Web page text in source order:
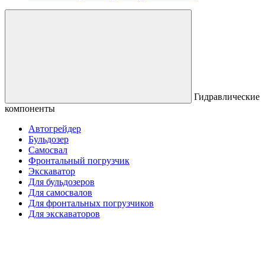
Гидравлические
компоненты
Автогрейдер
Бульдозер
Самосвал
Фронтальный погрузчик
Экскаватор
Для бульдозеров
Для самосвалов
Для фронтальных погрузчиков
Для экскаваторов